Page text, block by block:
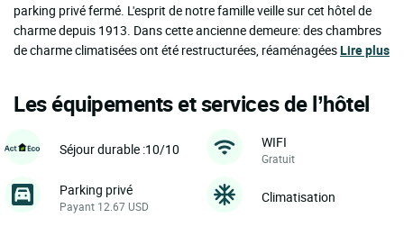
parking privé fermé. L'esprit de notre famille veille sur cet hôtel de
charme depuis 1913. Dans cette ancienne demeure: des chambres
de charme climatisées ont été restructurées, réaménagéesLire plus
Les équipements et services de l’hôtel
Séjour durable :10/10 WIFI
Gratuit
Parking privé
Payant 12.67 USD
Climatisation